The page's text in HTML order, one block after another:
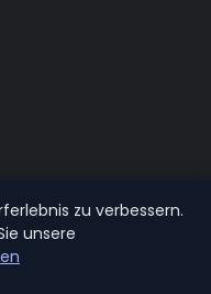
zu verbessern.
unsere